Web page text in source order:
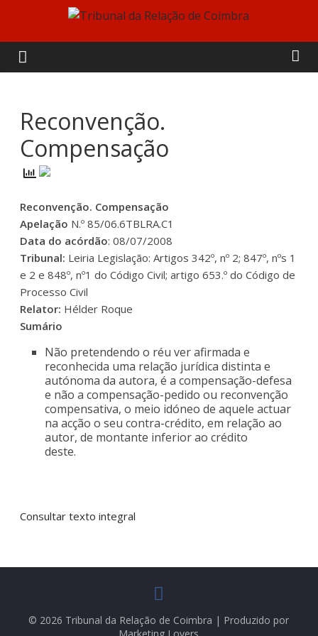
content
Tribunal
da
Relação
de
Coimbra
Reconvenção.
Compensação
Reconvenção. Compensação
Apelação N.º 85/06.6TBLRA.C1
Data do acórdão: 08/07/2008
Tribunal: Leiria Legislação: Artigos 342º, nº 2; 847º, nºs 1
e 2 e 848º, nº1 do Código Civil; artigo 653.º do Código de
Processo Civil
Relator: Hélder Roque
Sumário
Não pretendendo o réu ver afirmada e
reconhecida uma relação jurídica distinta e
autónoma da autora, é a compensação-defesa
e não a compensação-pedido ou reconvenção
compensativa, o meio idóneo de aquele actuar
na acção o seu contra-crédito, em relação ao
autor, de montante inferior ao crédito
deste.
Consultar texto integral
© 2026 Tribunal da Relação de Coimbra | Produzido por